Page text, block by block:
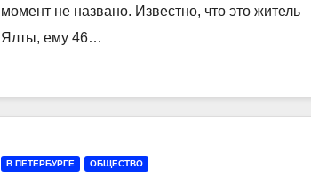
момент не названо. Известно, что это житель
Ялты, ему 46…
В ПЕТЕРБУРГЕ ОБЩЕСТВО